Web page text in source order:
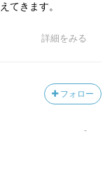
てきます。
詳細をみる
フォロー
-